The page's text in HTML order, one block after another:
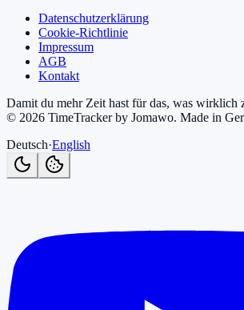
Datenschutzerklärung
Cookie-Richtlinie
Impressum
AGB
Kontakt
Damit du mehr Zeit hast für das, was wirklich
© 2026 TimeTracker by Jomawo. Made in
Deutsch·English